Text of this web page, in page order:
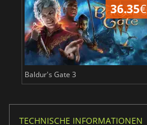
36.35€
Baldur's Gate 3
TECHNISCHE INFORMATIONEN